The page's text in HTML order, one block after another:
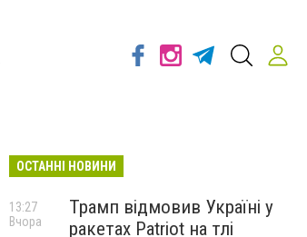
ОСТАННІ НОВИНИ
Трамп відмовив Україні у
ракетах Patriot на тлі
13:27
Вчора